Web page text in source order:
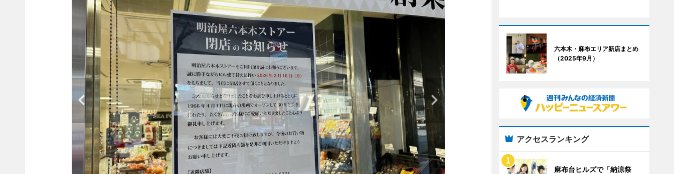
六本木・麻布エリア新店まとめ
（2025年9月）
アクセスランキング
麻布台ヒルズで「納涼祭